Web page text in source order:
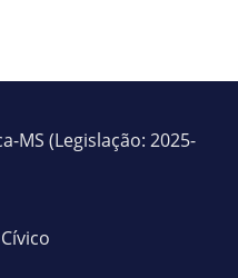
MS (Legislação: 2025-